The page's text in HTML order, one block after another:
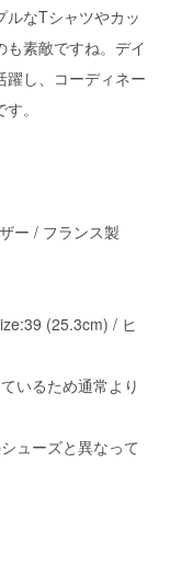
ルなTシャツやカッ
も素敵ですね。デイ
躍し、コーディネー
。
ー / フランス製
(25.3cm) / ヒ
いるため通常より
ューズと異なって